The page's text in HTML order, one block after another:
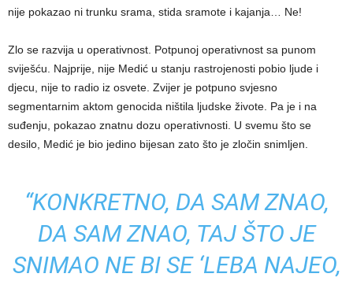
nije pokazao ni trunku srama, stida sramote i kajanja… Ne!
Zlo se razvija u operativnost. Potpunoj operativnost sa punom
sviješću. Najprije, nije Medić u stanju rastrojenosti pobio ljude i
djecu, nije to radio iz osvete. Zvijer je potpuno svjesno
segmentarnim aktom genocida ništila ljudske živote. Pa je i na
suđenju, pokazao znatnu dozu operativnosti. U svemu što se
desilo, Medić je bio jedino bijesan zato što je zločin snimljen.
“KONKRETNO, DA SAM ZNAO,
DA SAM ZNAO, TAJ ŠTO JE
SNIMAO NE BI SE ‘LEBA NAJEO,